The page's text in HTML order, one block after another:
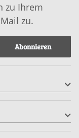
zu Ihrem
zu.
Abonnieren